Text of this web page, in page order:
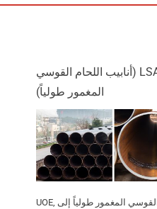
أنابيب الصلب LSAW (أنابيب اللحام القوسي
المغمور طولياً)
يتم تقسيم أنابيب اللحام القوسي المغمور طولياً إلى UOE,